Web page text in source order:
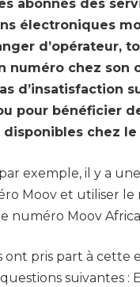
abonnés des
électroniques
d’opérateur,
numéro chez son
d’insatisfaction
pour bénéficier
chez
exemple, il y a
Moov et utiliser le
numéro Moov
ont pris part à cette
suivantes :